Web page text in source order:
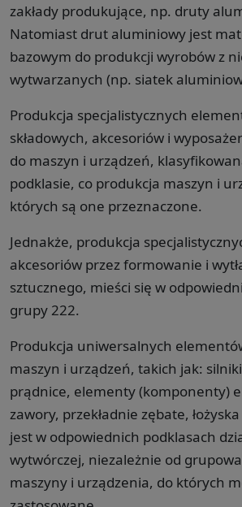
zakłady produkujące, np. druty
Natomiast drut aluminiowy jest
bazowym do produkcji wyrobów z
wytwarzanych (np. siatek
Produkcja specjalistycznych
składowych, akcesoriów i
do maszyn i urządzeń,
podklasie, co produkcja maszyn i
których są one przeznaczone.
Jednakże, produkcja
akcesoriów przez formowanie i
sztucznego, mieści się w
grupy 222.
Produkcja uniwersalnych
maszyn i urządzeń, takich jak:
prądnice, elementy (komponenty)
zawory, przekładnie zębate,
jest w odpowiednich podklasach
wytwórczej, niezależnie od
maszyny i urządzenia, do których